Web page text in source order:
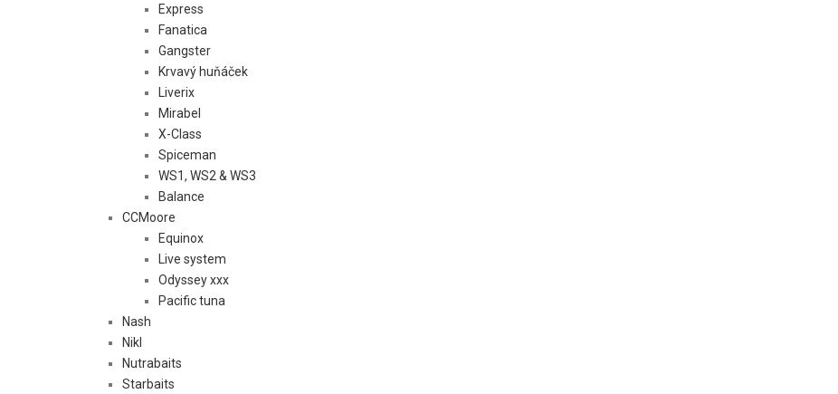
Express
Fanatica
Gangster
Krvavý huňáček
Liverix
Mirabel
X-Class
Spiceman
WS1, WS2 & WS3
Balance
CCMoore
Equinox
Live system
Odyssey xxx
Pacific tuna
Nash
Nikl
Nutrabaits
Starbaits